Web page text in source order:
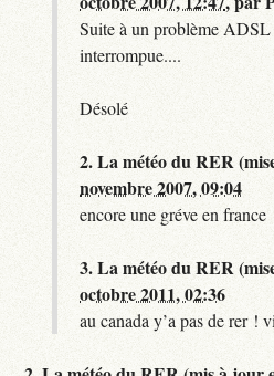
Suite à un problème ADSL
interrompue....
Désolé
2.La météo du RER
novembre 2007, 09:04
encore une gréve en
3.La météo du RER
octobre 2011, 02:36
au canada y’a pas de rer !